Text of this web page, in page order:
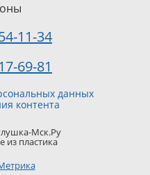
Мск.Ру
пластика
данных
контента
11-34
69-81